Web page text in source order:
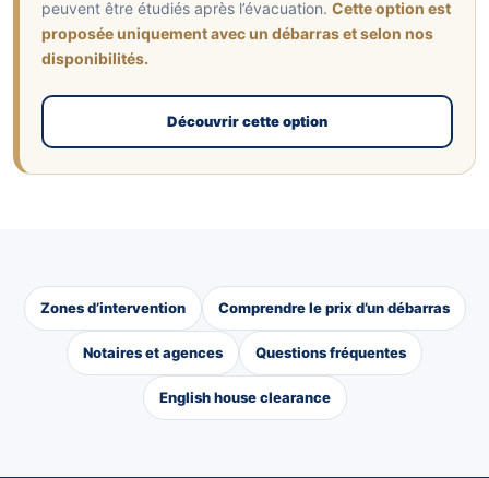
peuvent être étudiés après l’évacuation. Cette option est
proposée uniquement avec un débarras et selon nos
disponibilités.
Découvrir cette option
Zones d’intervention Comprendre le prix d’un débarras
Notaires et agences Questions fréquentes
English house clearance